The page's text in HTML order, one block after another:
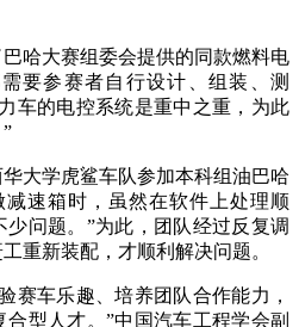
大赛组委会提供的同款燃料电
要参赛者自行设计、组装、测
车的电控系统是重中之重，为此
学虎鲨车队参加本科组油巴哈
速箱时，虽然在软件上处理顺
问题。”为此，团队经过反复调
重新装配，才顺利解决问题。
车乐趣、培养团队合作能力，
型人才。”中国汽车工程学会副